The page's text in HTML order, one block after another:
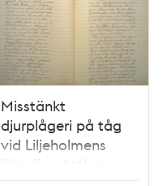
Misstänkt
djurplågeri på tåg
vid Liljeholmens
järnvägsstation